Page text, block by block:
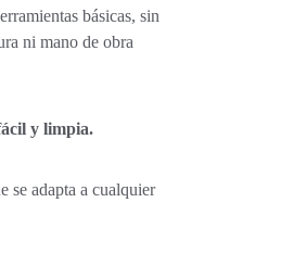
básicas, sin
ni mano de obra
y limpia.
se adapta a cualquier